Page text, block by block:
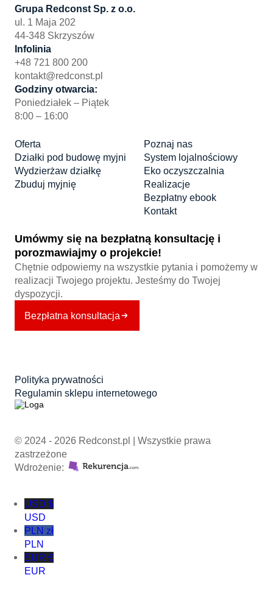
Grupa Redconst Sp. z o.o.
ul. 1 Maja 202
44-348 Skrzyszów
Infolinia
+48 721 800 200
kontakt@redconst.pl
Godziny otwarcia:
Poniedziałek – Piątek
8:00 – 16:00
Oferta
Działki pod budowę myjni
Wydzierżaw działkę
Zbuduj myjnię
Poznaj nas
System lojalnościowy
Eko oczyszczalnia
Realizacje
Bezpłatny ebook
Kontakt
Umówmy się na bezpłatną konsultację i
porozmawiajmy o projekcie!
Chętnie odpowiemy na wszystkie pytania i pomożemy w
realizacji Twojego projektu. Jesteśmy do Twojej
dyspozycji.
Bezpłatna konsultacja
Polityka prywatności
Regulamin sklepu internetowego
© 2024 - 2026 Redconst.pl | Wszystkie prawa
zastrzeżone
Wdrożenie:
USD $
USD
PLN zł
PLN
EUR €
EUR